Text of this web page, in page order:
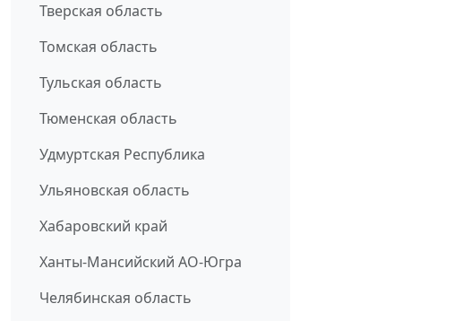
Тверская область
Томская область
Тульская область
Тюменская область
Удмуртская Республика
Ульяновская область
Хабаровский край
Ханты-Мансийский АО-Югра
Челябинская область